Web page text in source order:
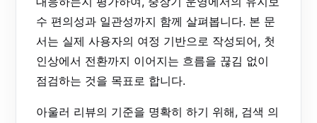
수 편의성과 일관성까지 함께 살펴봅니다. 본 문
서는 실제 사용자의 여정 기반으로 작성되어, 첫
인상에서 전환까지 이어지는 흐름을 끊김 없이
점검하는 것을 목표로 합니다.
아울러 리뷰의 기준을 명확히 하기 위해, 검색 의